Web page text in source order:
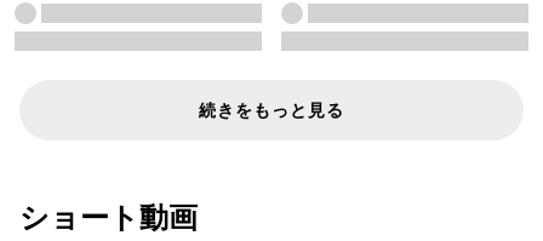
続きをもっと見る
ショート動画